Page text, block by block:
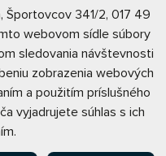
Športovcov 341/2, 017 49
webovom sídle súbory
sledovania návštevnosti
zobrazenia webových
a použitím príslušného
vyjadrujete súhlas s ich